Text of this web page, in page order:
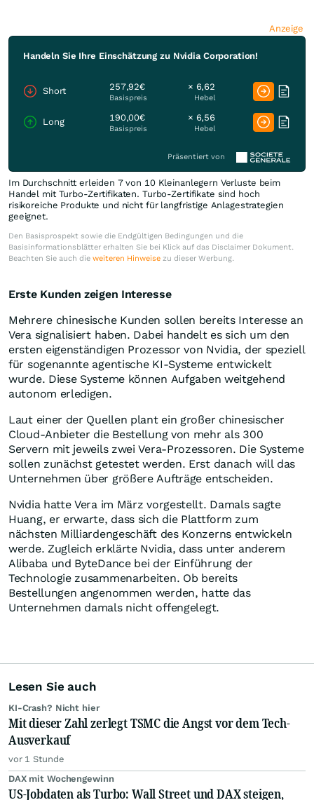
Anzeige
Handeln Sie Ihre Einschätzung zu Nvidia Corporation!
Short 257,92€
Basispreis
× 6,62
Hebel
Long 190,00€
Basispreis
× 6,56
Hebel
Präsentiert von
Im Durchschnitt erleiden 7 von 10 Kleinanlegern Verluste beim
Handel mit Turbo-Zertifikaten. Turbo-Zertifikate sind hoch
risikoreiche Produkte und nicht für langfristige Anlagestrategien
geeignet.
Den Basisprospekt sowie die Endgültigen Bedingungen und die
Basisinformationsblätter erhalten Sie bei Klick auf das Disclaimer Dokument.
Beachten Sie auch die weiteren Hinweise zu dieser Werbung.
Erste Kunden zeigen Interesse
Mehrere chinesische Kunden sollen bereits Interesse an
Vera signalisiert haben. Dabei handelt es sich um den
ersten eigenständigen Prozessor von Nvidia, der speziell
für sogenannte agentische KI-Systeme entwickelt
wurde. Diese Systeme können Aufgaben weitgehend
autonom erledigen.
Laut einer der Quellen plant ein großer chinesischer
Cloud-Anbieter die Bestellung von mehr als 300
Servern mit jeweils zwei Vera-Prozessoren. Die Systeme
sollen zunächst getestet werden. Erst danach will das
Unternehmen über größere Aufträge entscheiden.
Nvidia hatte Vera im März vorgestellt. Damals sagte
Huang, er erwarte, dass sich die Plattform zum
nächsten Milliardengeschäft des Konzerns entwickeln
werde. Zugleich erklärte Nvidia, dass unter anderem
Alibaba und ByteDance bei der Einführung der
Technologie zusammenarbeiten. Ob bereits
Bestellungen angenommen werden, hatte das
Unternehmen damals nicht offengelegt.
Lesen Sie auch
KI-Crash? Nicht hier
Mit dieser Zahl zerlegt TSMC die Angst vor dem Tech-
Ausverkauf
vor 1 Stunde
DAX mit Wochengewinn
US-Jobdaten als Turbo: Wall Street und DAX steigen,